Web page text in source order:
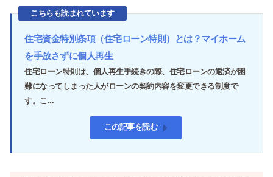
こちらも読まれています
住宅資金特別条項（住宅ローン特則）とは？マイホーム
を手放さずに個人再生
住宅ローン特則は、個人再生手続きの際、住宅ローンの返済が困
難になってしまった人がローンの契約内容を変更できる制度で
す。こ...
この記事を読む